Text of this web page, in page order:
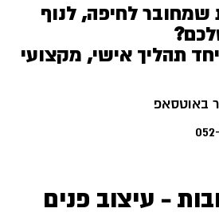
שמחובר לחיפה, לנוף
תהליך אישי, מקצועי
באוטסאפ
– עיצוב פנים